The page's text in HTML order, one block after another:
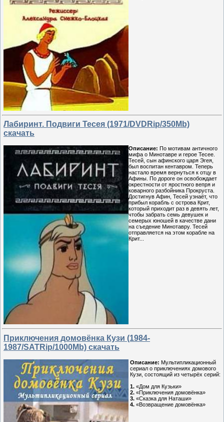
Лабиринт. Подвиги Тесея (1971/DVDRip/350Mb)
скачать
Описание: По мотивам античного
мифа о Минотавре и герое Тесее.
Тесей, сын афинского царя Эгея,
был воспитан кентавром. Теперь
настало время вернуться к отцу в
Афины. По дороге он освобождает
окрестности от яростного вепря и
коварного разбойника Прокруста.
Достигнув Афин, Тесей узнаёт, что
прибыл корабль с острова Крит,
который приходит раз в девять лет,
чтобы забрать семь девушек и
семерых юношей в качестве дани
на съедение Минотавру. Тесей
отправляется на этом корабле на
Крит...
Приключения домовёнка Кузи (1984-
1987/SATRip/1000Mb) скачать
Описание: Мультипликационный
сериал о приключениях домового
Кузи, состоящий из четырёх серий:
1. «Дом для Кузьки»
2. «Приключения домовёнка»
3. «Сказка для Наташи»
4. «Возвращение домовёнка»